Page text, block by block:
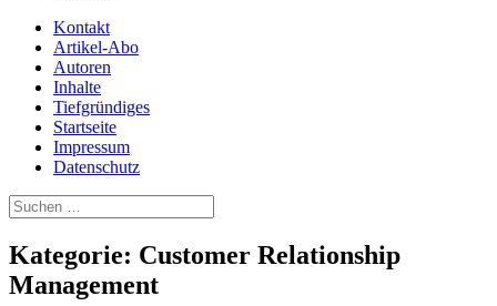
Kontakt
Artikel-Abo
Autoren
Inhalte
Tiefgründiges
Startseite
Impressum
Datenschutz
Suchen
nach:
Kategorie: Customer Relationship
Management